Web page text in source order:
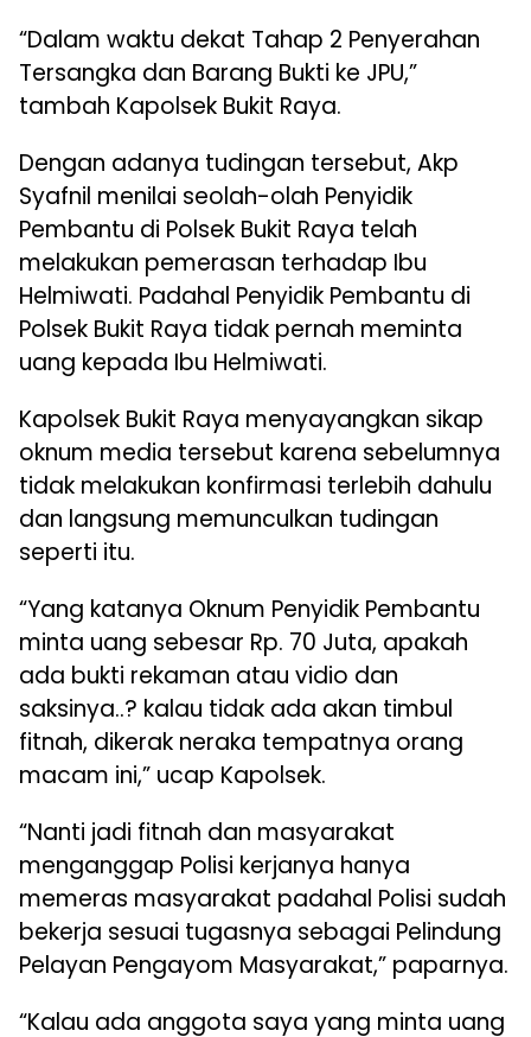
“Dalam waktu dekat Tahap 2 Penyerahan
Tersangka dan Barang Bukti ke JPU,”
tambah Kapolsek Bukit Raya.
Dengan adanya tudingan tersebut, Akp
Syafnil menilai seolah-olah Penyidik
Pembantu di Polsek Bukit Raya telah
melakukan pemerasan terhadap Ibu
Helmiwati. Padahal Penyidik Pembantu di
Polsek Bukit Raya tidak pernah meminta
uang kepada Ibu Helmiwati.
Kapolsek Bukit Raya menyayangkan sikap
oknum media tersebut karena sebelumnya
tidak melakukan konfirmasi terlebih dahulu
dan langsung memunculkan tudingan
seperti itu.
“Yang katanya Oknum Penyidik Pembantu
minta uang sebesar Rp. 70 Juta, apakah
ada bukti rekaman atau vidio dan
saksinya..? kalau tidak ada akan timbul
fitnah, dikerak neraka tempatnya orang
macam ini,” ucap Kapolsek.
“Nanti jadi fitnah dan masyarakat
menganggap Polisi kerjanya hanya
memeras masyarakat padahal Polisi sudah
bekerja sesuai tugasnya sebagai Pelindung
Pelayan Pengayom Masyarakat,” paparnya.
“Kalau ada anggota saya yang minta uang